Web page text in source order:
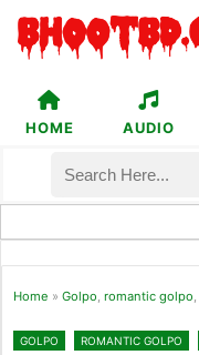
HOME AUDIO
Home » Golpo, romantic golpo,
GOLPO ROMANTIC GOLPO